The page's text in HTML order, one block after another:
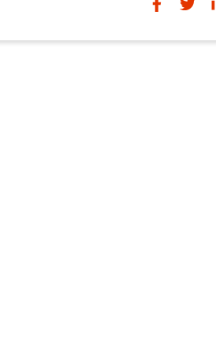
ei olnud. 2023. aastal arvestati